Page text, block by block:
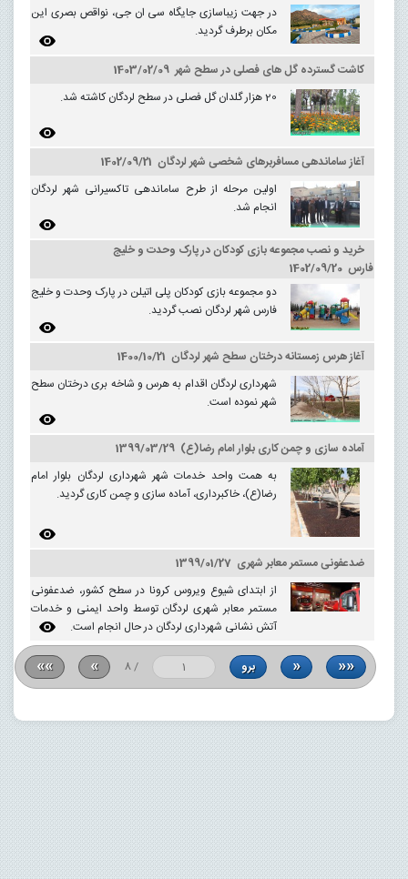
در جهت زیباسازی جایگاه سی ان جی، نواقص بصری این
مکان برطرف گردید.
کاشت گسترده گل های فصلی در سطح شهر 1403/02/09
20 هزار گلدان گل فصلی در سطح لردگان کاشته شد.
آغاز ساماندهی مسافربرهای شخصی شهر لردگان 1402/09/21
اولین مرحله از طرح ساماندهی تاکسیرانی شهر لردگان
انجام شد.
خرید و نصب مجموعه بازی کودکان در پارک وحدت و خلیج
فارس 1402/09/20
دو مجموعه بازی کودکان پلی اتیلن در پارک وحدت و خلیج
فارس شهر لردگان نصب گردید.
آغاز هرس زمستانه درختان سطح شهر لردگان 1400/10/21
شهرداری لردگان اقدام به هرس و شاخه بری درختان سطح
شهر نموده است.
آماده سازی و چمن کاری بلوار امام رضا(ع) 1399/03/29
به همت واحد خدمات شهر شهرداری لردگان بلوار امام
رضا(ع)، خاکبرداری، آماده سازی و چمن کاری گردید.
ضدعفونی مستمر معابر شهری 1399/01/27
از ابتدای شیوع ویروس کرونا در سطح کشور، ضدعفونی
مستمر معابر شهری لردگان توسط واحد ایمنی و خدمات
آتش نشانی شهرداری لردگان در حال انجام است.
«« « 8 / » »»